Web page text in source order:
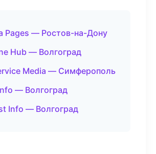
Pages — Ростов-на-Дону
Hub — Волгоград
Media — Симферополь
— Волгоград
Info — Волгоград